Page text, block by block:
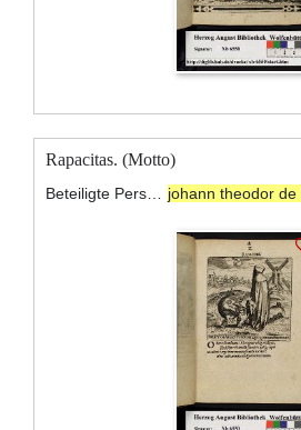
Rapacitas. (Motto)
johann theodor de